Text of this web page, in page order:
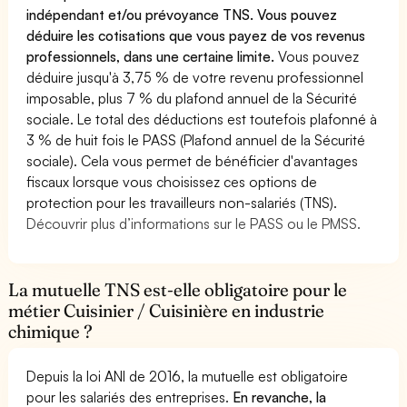
indépendant et/ou prévoyance TNS. Vous pouvez
déduire les cotisations que vous payez de vos revenus
professionnels, dans une certaine limite.Vous pouvez
déduire jusqu'à 3,75 % de votre revenu professionnel
imposable, plus 7 % du plafond annuel de la Sécurité
sociale. Le total des déductions est toutefois plafonné à
3 % de huit fois le PASS (Plafond annuel de la Sécurité
sociale). Cela vous permet de bénéficier d'avantages
fiscaux lorsque vous choisissez ces options de
protection pour les travailleurs non-salariés (TNS).
Découvrir plus d’informations sur le PASS ou le PMSS.
La mutuelle TNS est-elle obligatoire pour le
métier Cuisinier / Cuisinière en industrie
chimique ?
Depuis la loi ANI de 2016, la mutuelle est obligatoire
pour les salariés des entreprises. En revanche, la